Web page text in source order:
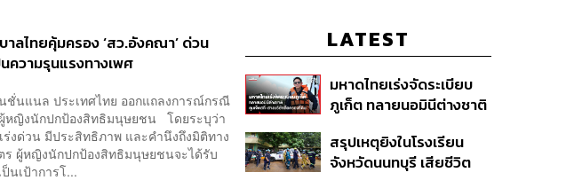
ลไทยคุ้มครอง ‘สว.อังคณา’ ด่วน
ความรุนแรงทางเพศ
ชั่นแนล ประเทศไทย ออกแถลงการณ์กรณี
หญิงนักปกป้องสิทธิมนุษยชน โดยระบุว่า
ร่งด่วน มีประสิทธิภาพ และคำนึงถึงมิติทาง
ร ผู้หญิงนักปกป้องสิทธิมนุษยชนจะได้รับ
นเป้าการโ...
LATEST
มหาดไทยเร่งจัดระเบียบ
ภูเก็ต ทลายนอมินีต่างชาติ
ที่ดิน เคลียร์ใบอนุญาต
โรงแรมค้าง 7 ปี
สรุปเหตุยิงในโรงเรียน
จังหวัดนนทบุรี เสียชีวิต